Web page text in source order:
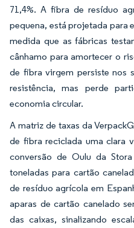
71,4%. A fibra de resíduo
pequena, está projetada para
medida que as fábricas
cânhamo para amortecer o
de fibra virgem persiste nos
resistência, mas perde
economia circular.
A matriz de taxas da
de fibra reciclada uma clara
conversão de Oulu da
toneladas para cartão
de resíduo agrícola em
aparas de cartão canelado
das caixas, sinalizando